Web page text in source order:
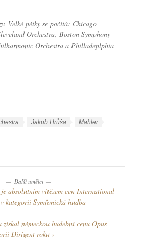
Velké pětky se počítá: Chicago
Orchestra, Boston Symphony
Orchestra a Philladeplphia
Jakub Hrůša
Mahler
Další umělci
absolutním vítězem cen International
kategorii Symfonická hudba
německou hudební cenu Opus
Dirigent roku